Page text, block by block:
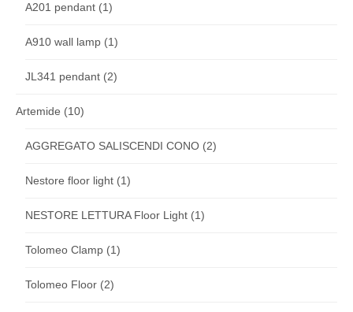
A201 pendant (1)
A910 wall lamp (1)
JL341 pendant (2)
Artemide (10)
AGGREGATO SALISCENDI CONO (2)
Nestore floor light (1)
NESTORE LETTURA Floor Light (1)
Tolomeo Clamp (1)
Tolomeo Floor (2)